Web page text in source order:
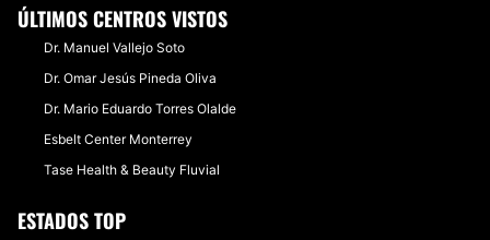
ÚLTIMOS CENTROS VISTOS
Dr. Manuel Vallejo Soto
Dr. Omar Jesús Pineda Oliva
Dr. Mario Eduardo Torres Olalde
Esbelt Center Monterrey
Tase Health & Beauty Fluvial
ESTADOS TOP